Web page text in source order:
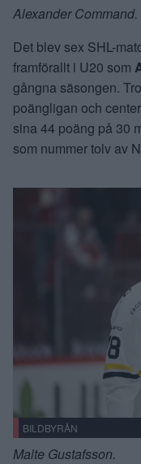
Alexander Command.
Det blev sex SHL-
framförallt i U20 som
gångna säsongen.
poängligan och
sina 44 poäng på 30
som nummer tolv av
BILDBYRÅN
Malte Gustafsson.